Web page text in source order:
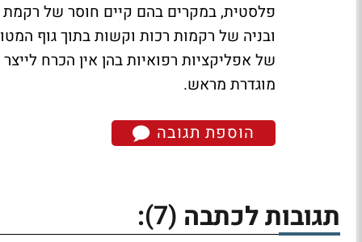
פלסטית, במקרים בהם קיים חוסר של
ובניה של רקמות רכות וקשות בתוך גוף
של אפליקציות רפואיות בהן אין הכרח
מוגדרת מראש.
הוספת תגובה
תגובות לכתבה (7)
: